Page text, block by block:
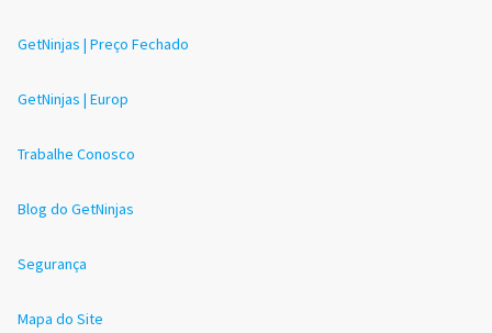
GetNinjas | Preço Fechado
GetNinjas | Europ
Trabalhe Conosco
Blog do GetNinjas
Segurança
Mapa do Site